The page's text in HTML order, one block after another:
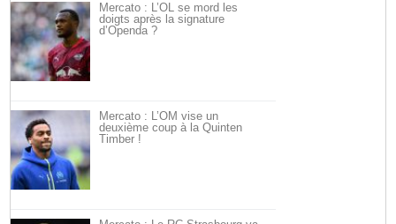
Mercato : L’OL se mord les
doigts après la signature
d’Openda ?
Mercato : L’OM vise un
deuxième coup à la Quinten
Timber !